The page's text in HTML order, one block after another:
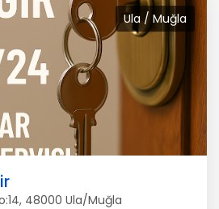
Ula / Muğla
48000 Ula/Muğla